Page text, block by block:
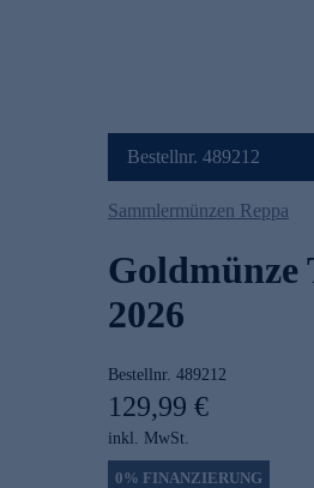
Bestellnr. 489212
Sammlermünzen Reppa
Goldmünze
2026
Bestellnr. 489212
129,99 €
inkl. MwSt.
0% FINANZIERUNG